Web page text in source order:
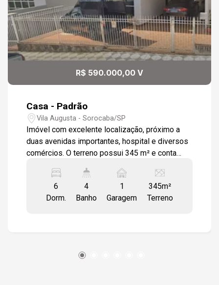
11
Aug/Tue
12
12:30
13:00
13:30
14:00
15:00
R$ 590.000,00 V
Casa - Padrão
Vila Augusta - Sorocaba/SP
Imóvel com excelente localização, próximo a
duas avenidas importantes, hospital e diversos
comércios. O terreno possui 345 m² e conta
Sobrado na frente Piso inferior 1 quarto 1
banheiro sala cozinha Piso superior 3 quartos 1
banheiro sala cozinha Casa lateral (salão) 1
para moradia com renda, aluguel ou
6
Dorm.
4
Banho
1
Garagem
345m²
Terreno